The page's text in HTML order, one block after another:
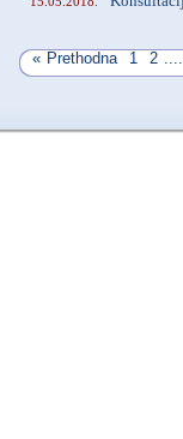
« Prethodna 1 2